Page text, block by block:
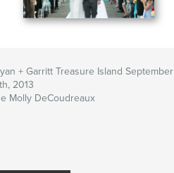
+ Garritt Treasure Island September
2013
Molly DeCoudreaux